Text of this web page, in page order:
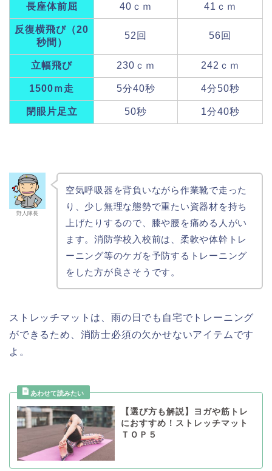
長座体前屈 40ｃｍ 41ｃｍ
反復横飛び（20
秒間）
52回 56回
立幅飛び 230ｃｍ 242ｃｍ
1500ｍ走 5分40秒 4分50秒
閉眼片足立 50秒 1分40秒
野人隊長
空気呼吸器を背負いながら作業靴で走った
り、少し無理な態勢で重たい資器材を持ち
上げたりするので、膝や腰を痛める人がい
ます。消防学校入校前は、柔軟や体幹トレ
ーニング等のケガを予防するトレーニング
をした方が良さそうです。
ストレッチマットは、雨の日でも自宅でトレーニング
ができるため、消防士必須の欠かせないアイテムです
よ。
【選び方も解説】ヨガや筋トレ
におすすめ！ストレッチマット
ＴＯＰ５